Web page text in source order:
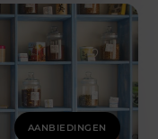
AANBIEDINGEN